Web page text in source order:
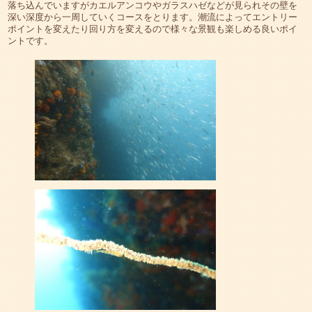
落ち込んでいますがカエルアンコウやガラスハゼなどが見られその壁を
深い深度から一周していくコースをとります。潮流によってエントリー
ポイントを変えたり回り方を変えるので様々な景観も楽しめる良いポイ
ントです。